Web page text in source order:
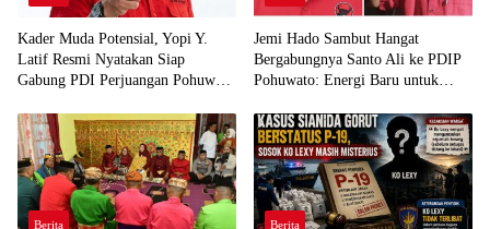
Kader Muda Potensial, Yopi Y.
Latif Resmi Nyatakan Siap
Gabung PDI Perjuangan Pohuwato
Jemi Hado Sambut Hangat
Bergabungnya Santo Ali ke PDIP
Pohuwato: Energi Baru untuk
Berita Berita